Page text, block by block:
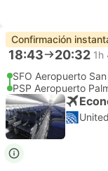
Confirmación
18:43 20:32 1h
SFO Aeropuerto
PSP Aeropuerto